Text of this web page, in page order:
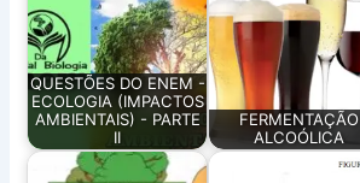
QUESTÕES DO ENEM -
ECOLOGIA (IMPACTOS
AMBIENTAIS) - PARTE
II
FERMENTAÇÃO
ALCOÓLICA